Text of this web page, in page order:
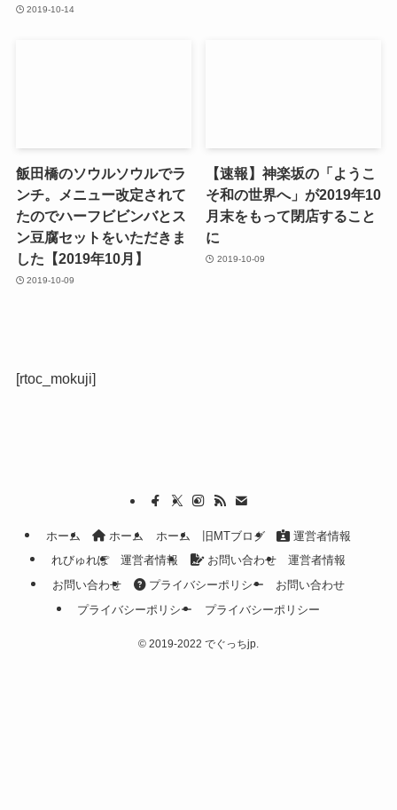
2019-10-14
飯田橋のソウルソウルでラ
ンチ。メニュー改定されて
たのでハーフビビンバとス
ン豆腐セットをいただきま
した【2019年10月】
2019-10-09
【速報】神楽坂の「ようこ
そ和の世界へ」が2019年10
月末をもって閉店すること
に
2019-10-09
[rtoc_mokuji]
ホーム ホーム ホーム 旧MTブログ
運営者情報
れびゅれぽ
運営者情報 お問い合わせ
運営者情報
お問い合わせ
プライバシーポリシー
お問い合わせ
プライバシーポリシー
プライバシーポリシー
© 2019-2022 でぐっちjp.